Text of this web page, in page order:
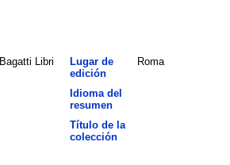
Bagatti Libri
Lugar de
edición
Roma
Idioma del
resumen
Título de la
colección